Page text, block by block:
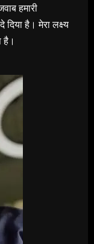
हमारी
है। मेरा लक्ष्य
है।